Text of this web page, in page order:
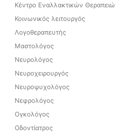
Κέντρο Εναλλακτικών
Κοινωνικός λειτουργός
Λογοθεραπευτής
Μαστολόγος
Νευρολόγος
Νευροχειρουργός
Νευροψυχολόγος
Νεφρολόγος
Ογκολόγος
Οδοντίατρος